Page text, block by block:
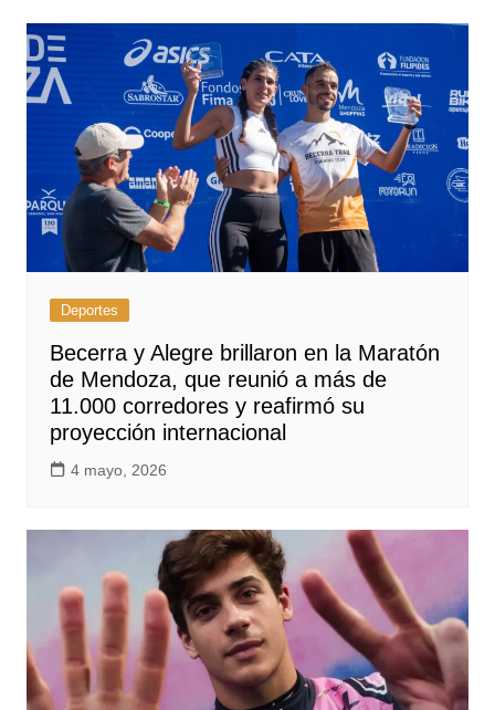
Deportes
Becerra y Alegre brillaron en la Maratón
de Mendoza, que reunió a más de
11.000 corredores y reafirmó su
proyección internacional
4 mayo, 2026